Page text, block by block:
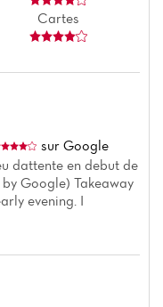
Cartes
sur Google
dattente en debut de
Google) Takeaway
evening. I